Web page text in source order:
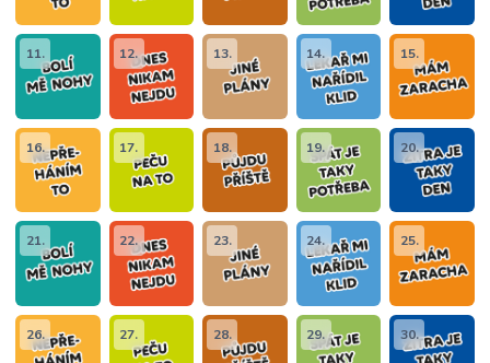
11. 12. 13. 14. 15.
16. 17. 18. 19. 20.
21. 22. 23. 24. 25.
26. 27. 28. 29. 30.